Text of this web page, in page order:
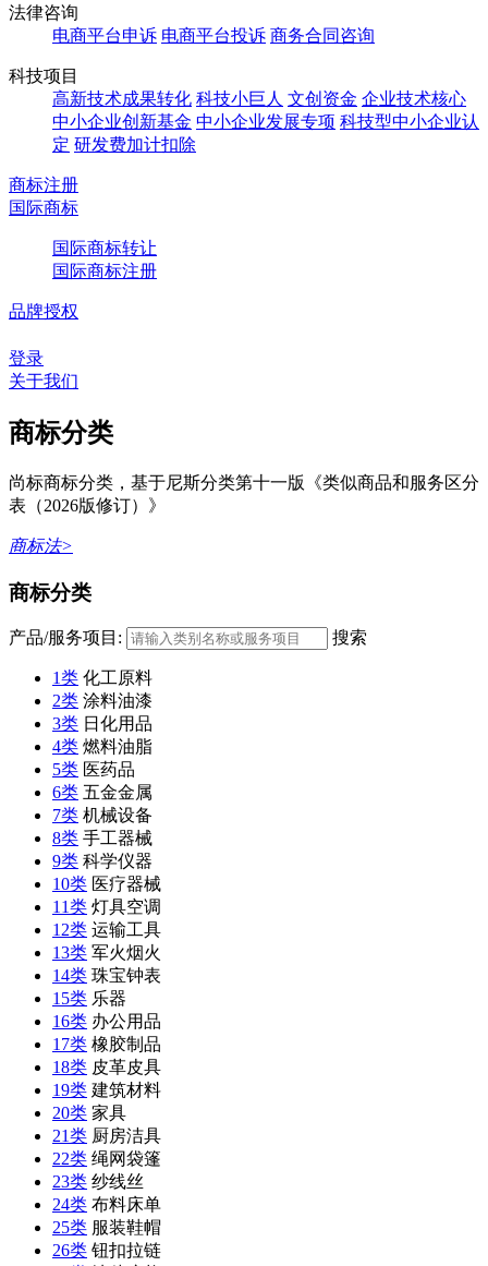
法律咨询
电商平台申诉 电商平台投诉 商务合同咨询
科技项目
高新技术成果转化 科技小巨人 文创资金 企业技术核心
中小企业创新基金 中小企业发展专项 科技型中小企业认
定 研发费加计扣除
商标注册
国际商标
国际商标转让
国际商标注册
品牌授权
登录
关于我们
商标分类
尚标商标分类，基于尼斯分类第十一版《类似商品和服务区分
表（2026版修订）》
商标法>
商标分类
产品/服务项目: 搜索
1类 化工原料
2类 涂料油漆
3类 日化用品
4类 燃料油脂
5类 医药品
6类 五金金属
7类 机械设备
8类 手工器械
9类 科学仪器
10类 医疗器械
11类 灯具空调
12类 运输工具
13类 军火烟火
14类 珠宝钟表
15类 乐器
16类 办公用品
17类 橡胶制品
18类 皮革皮具
19类 建筑材料
20类 家具
21类 厨房洁具
22类 绳网袋篷
23类 纱线丝
24类 布料床单
25类 服装鞋帽
26类 钮扣拉链